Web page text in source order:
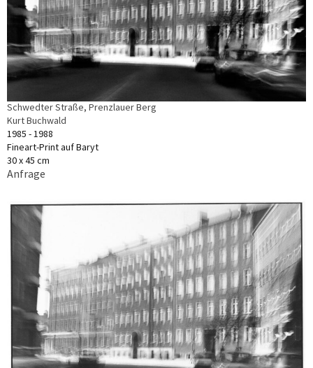
Schwedter Straße, Prenzlauer Berg
Kurt Buchwald
1985 - 1988
Fineart-Print auf Baryt
30 x 45 cm
Anfrage